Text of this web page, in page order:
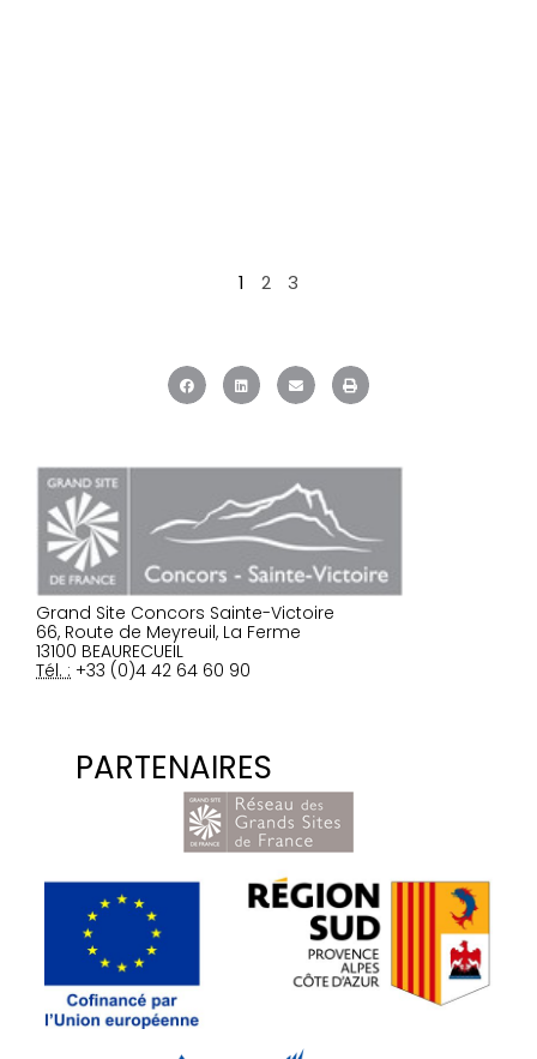
1 2 3
Grand Site Concors Sainte-Victoire
66, Route de Meyreuil, La Ferme
13100 BEAURECUEIL
Tél. : +33 (0)4 42 64 60 90
PARTENAIRES